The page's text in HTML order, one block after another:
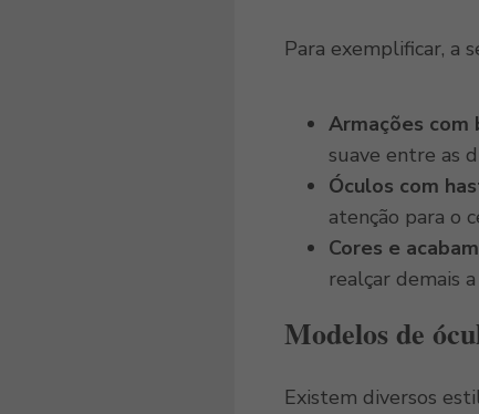
Para exemplificar, a
Armações com
suave entre as
Óculos com
atenção para o
Cores e
realçar demais
Modelos de
Existem diversos